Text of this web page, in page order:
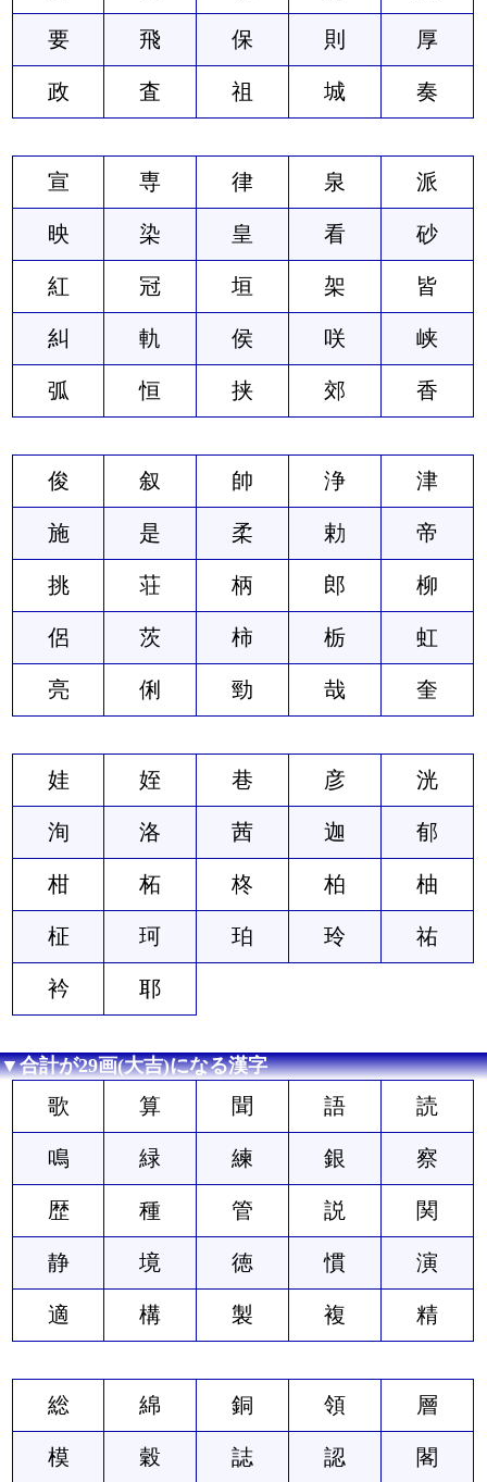
要 飛 保 則 厚
政 査 祖 城 奏
宣 専 律 泉 派
映 染 皇 看 砂
紅 冠 垣 架 皆
糾 軌 侯 咲 峡
弧 恒 挟 郊 香
俊 叙 帥 浄 津
施 是 柔 勅 帝
挑 荘 柄 郎 柳
侶 茨 柿 栃 虹
亮 俐 勁 哉 奎
娃 姪 巷 彦 洸
洵 洛 茜 迦 郁
柑 柘 柊 柏 柚
柾 珂 珀 玲 祐
衿 耶
▼合計が29画(大吉)になる漢字
歌 算 聞 語 読
鳴 緑 練 銀 察
歴 種 管 説 関
静 境 徳 慣 演
適 構 製 複 精
総 綿 銅 領 層
模 穀 誌 認 閣